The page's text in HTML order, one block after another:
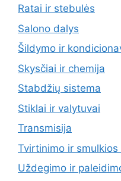
Ratai ir stebulės
Salono dalys
Šildymo ir
Skysčiai ir chemija
Stabdžių sistema
Stiklai ir valytuvai
Transmisija
Tvirtinimo ir smulkios
Uždegimo ir